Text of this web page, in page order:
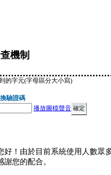
機制
的字元(字母區分大小寫)
驗證碼
播放圖檔聲音
好！由於目前系統使用人數眾
您的配合。